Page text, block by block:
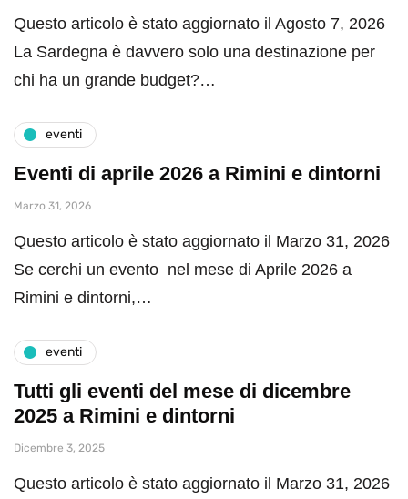
Questo articolo è stato aggiornato il Agosto 7, 2026
La Sardegna è davvero solo una destinazione per
chi ha un grande budget?…
eventi
Eventi di aprile 2026 a Rimini e dintorni
Marzo 31, 2026
Questo articolo è stato aggiornato il Marzo 31, 2026
Se cerchi un evento nel mese di Aprile 2026 a
Rimini e dintorni,…
eventi
Tutti gli eventi del mese di dicembre
2025 a Rimini e dintorni
Dicembre 3, 2025
Questo articolo è stato aggiornato il Marzo 31, 2026